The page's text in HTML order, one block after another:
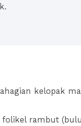
kelopak
folikel rambut